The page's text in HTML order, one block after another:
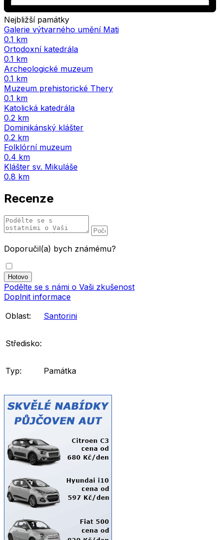
Nejbližší památky
Galerie výtvarného umění Mati
0.1 km
Ortodoxní katedrála
0.1 km
Archeologické muzeum
0.1 km
Muzeum prehistorické Thery
0.1 km
Katolická katedrála
0.2 km
Dominikánský klášter
0.2 km
Folklórní muzeum
0.4 km
Klášter sv. Mikuláše
0.8 km
Recenze
Doporučil(a) bych známému?
Podělte se s námi o Vaši zkušenost
Doplnit informace
Oblast:
Santorini
Středisko:
Typ: Památka